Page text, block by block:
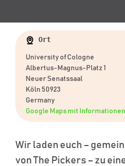
Ort
University of Cologne
Albertus-Magnus-Platz 1
Neuer Senatssaal
Köln 50923
Germany
Google Maps mit
Wir laden euch –
von The Pickers – zu